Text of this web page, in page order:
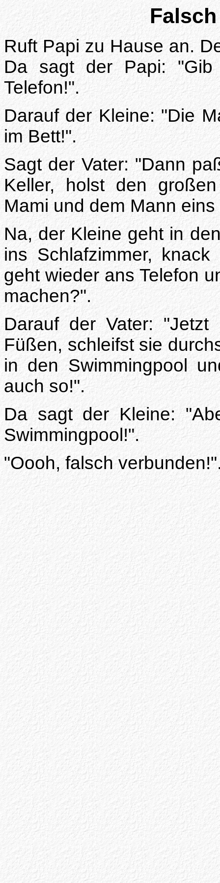
Ruft Papi zu Hause an.
Da sagt der Papi:
Telefon!".
Darauf der Kleine: "Die
im Bett!".
Sagt der Vater: "Dann
Keller, holst den
Mami und dem Mann
Na, der Kleine geht in
ins Schlafzimmer,
geht wieder ans Telefon
machen?".
Darauf der Vater:
Füßen, schleifst sie
in den Swimmingpool
auch so!".
Da sagt der Kleine:
Swimmingpool!".
"Oooh, falsch